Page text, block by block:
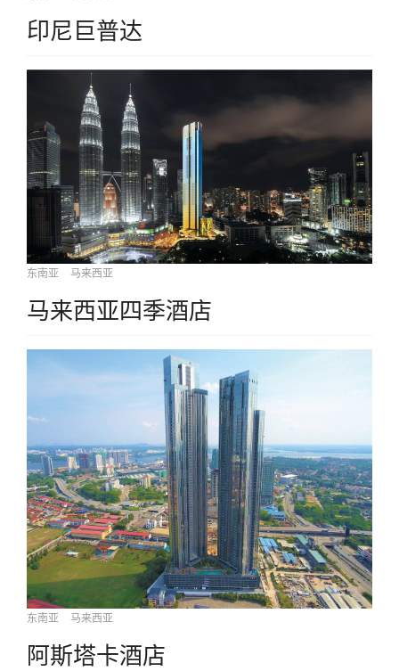
印尼巨普达
东南亚 马来西亚
马来西亚四季酒店
东南亚 马来西亚
阿斯塔卡酒店